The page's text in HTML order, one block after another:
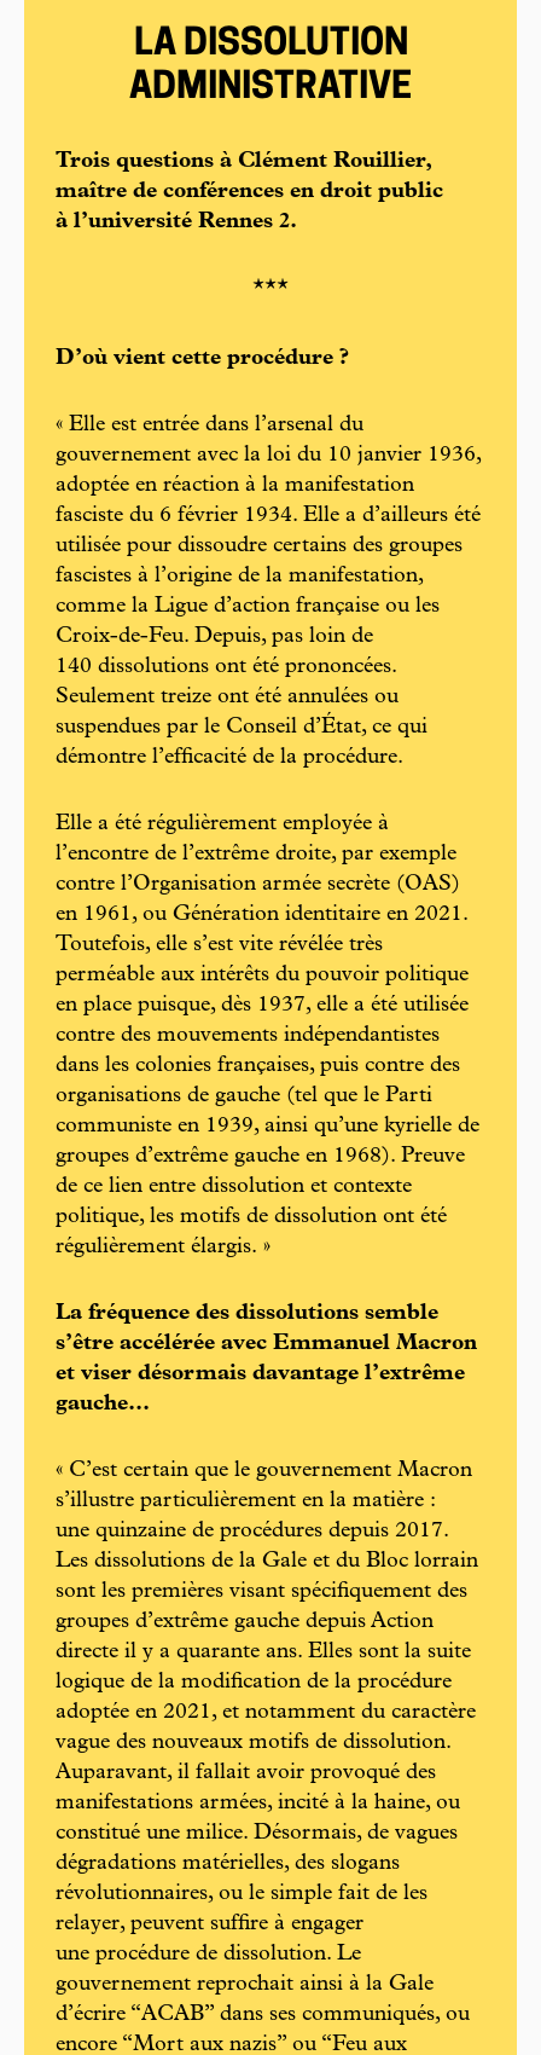
LA DISSOLUTION
ADMINISTRATIVE
Trois questions à Clément Rouillier,
maître de conférences en droit public
à l’université Rennes 2.
***
D’où vient cette procédure ?
« Elle est entrée dans l’arsenal du
gouvernement avec la loi du 10 janvier 1936,
adoptée en réaction à la manifestation
fasciste du 6 février 1934. Elle a d’ailleurs été
utilisée pour dissoudre certains des groupes
fascistes à l’origine de la manifestation,
comme la Ligue d’action française ou les
Croix-de-Feu. Depuis, pas loin de
140 dissolutions ont été prononcées.
Seulement treize ont été annulées ou
suspendues par le Conseil d’État, ce qui
démontre l’efficacité de la procédure.
Elle a été régulièrement employée à
l’encontre de l’extrême droite, par exemple
contre l’Organisation armée secrète (OAS)
en 1961, ou Génération identitaire en 2021.
Toutefois, elle s’est vite révélée très
perméable aux intérêts du pouvoir politique
en place puisque, dès 1937, elle a été utilisée
contre des mouvements indépendantistes
dans les colonies françaises, puis contre des
organisations de gauche (tel que le Parti
communiste en 1939, ainsi qu’une kyrielle de
groupes d’extrême gauche en 1968). Preuve
de ce lien entre dissolution et contexte
politique, les motifs de dissolution ont été
régulièrement élargis. »
La fréquence des dissolutions semble
s’être accélérée avec Emmanuel Macron
et viser ­désormais davantage l’extrême
gauche...
« C’est certain que le gouvernement Macron
s’illustre particulièrement en la matière :
une quinzaine de procédures depuis 2017.
Les dissolutions de la Gale et du Bloc lorrain
sont les premières visant spécifiquement des
groupes d’extrême gauche depuis Action
directe il y a quarante ans. Elles sont la suite
logique de la modification de la procédure
adoptée en 2021, et notamment du caractère
vague des nouveaux motifs de dissolution.
Auparavant, il fallait avoir provoqué des
manifestations armées, incité à la haine, ou
constitué une milice. Désormais, de vagues
dégradations matérielles, des slogans
révolutionnaires, ou le simple fait de les
relayer, peuvent suffire à engager
une procédure de dissolution. Le
gouvernement reprochait ainsi à la Gale
d’écrire “ACAB” dans ses communiqués, ou
encore “Mort aux nazis” ou “Feu aux